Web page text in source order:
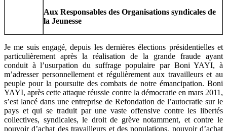
Aux Responsables des Organisations syndicales de
la Jeunesse
Je me suis engagé, depuis les dernières élections présidentielles et
particulièrement après la réalisation de la grande fraude ayant
conduit à l’usurpation du suffrage populaire par Boni YAYI, à
m’adresser personnellement et régulièrement aux travailleurs et au
peuple pour la poursuite des combats de notre émancipation. Boni
YAYI, après cette attaque réussie contre la démocratie en mars 2011,
s’est lancé dans une entreprise de Refondation de l’autocratie sur le
pays et qui se traduit par une vaste offensive contre les libertés
collectives, syndicales, le droit de grève notamment, et contre le
pouvoir d’achat des travailleurs et des populations, pouvoir d’achat